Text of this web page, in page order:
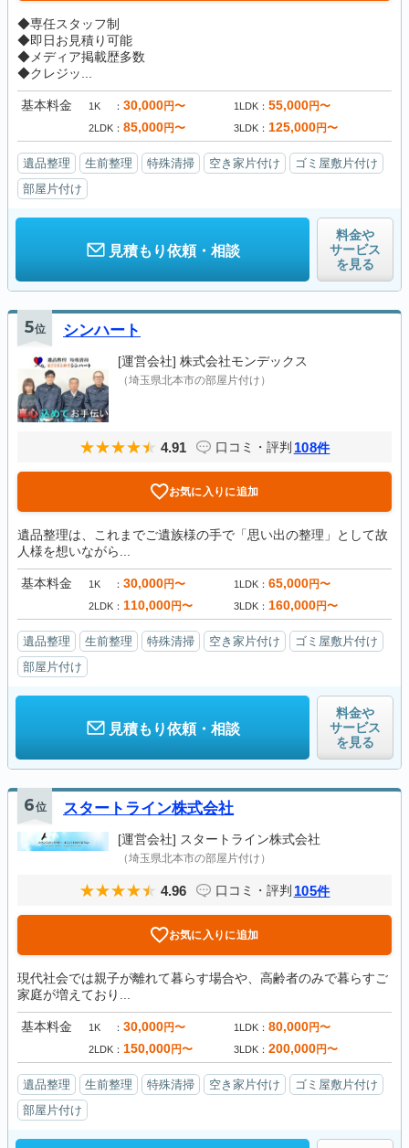
◆専任スタッフ制
◆即日お見積り可能
◆メディア掲載歴多数
◆クレジッ...
基本料金 1K 30,000円〜 1LDK 55,000円〜
2LDK 85,000円〜 3LDK 125,000円〜
遺品整理 生前整理 特殊清掃 空き家片付け
ゴミ屋敷片付け
部屋片付け
見積もり依頼・相談
料金や
サービス
を見る
5位 シンハート
[運営会社] 株式会社モンデックス
（埼玉県北本市の部屋片付け）
4.91 口コミ・評判 108件
お気に入りに追加
遺品整理は、これまでご遺族様の手で「思い出の整理」として故
人様を想いながら...
基本料金 1K 30,000円〜 1LDK 65,000円〜
2LDK 110,000円〜 3LDK 160,000円〜
遺品整理 生前整理 特殊清掃 空き家片付け
ゴミ屋敷片付け
部屋片付け
見積もり依頼・相談
料金や
サービス
を見る
6位 スタートライン株式会社
[運営会社] スタートライン株式会社
（埼玉県北本市の部屋片付け）
4.96 口コミ・評判 105件
お気に入りに追加
現代社会では親子が離れて暮らす場合や、高齢者のみで暮らすご
家庭が増えており...
基本料金 1K 30,000円〜 1LDK 80,000円〜
2LDK 150,000円〜 3LDK 200,000円〜
遺品整理 生前整理 特殊清掃 空き家片付け
ゴミ屋敷片付け
部屋片付け